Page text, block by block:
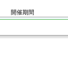
開催期間